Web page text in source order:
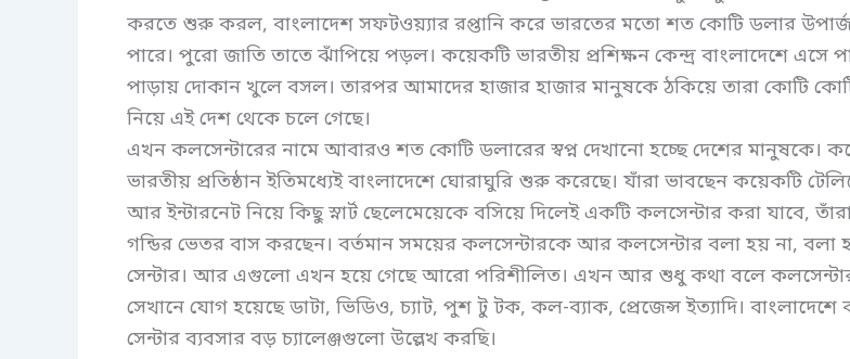
করতে শুরু করল, বাংলাদেশ সফটওয়্যার রপ্তানি করে ভারতের মতো শত কোটি ডলার
পারে। পুরো জাতি তাতে ঝাঁপিয়ে পড়ল। কয়েকটি ভারতীয় প্রশিক্ষন কেন্দ্র বাংলাদেশে এসে
পাড়ায় দোকান খুলে বসল। তারপর আমাদের হাজার হাজার মানুষকে ঠকিয়ে তারা কোটি
নিয়ে এই দেশ থেকে চলে গেছে।
এখন কলসেন্টারের নামে আবারও শত কোটি ডলারের স্বপ্ন দেখানো হচ্ছে দেশের মানুষকে।
ভারতীয় প্রতিষ্ঠান ইতিমধ্যেই বাংলাদেশে ঘোরাঘুরি শুরু করেছে। যাঁরা ভাবছেন কয়েকটি
আর ইন্টারনেট নিয়ে কিছু স্নার্ট ছেলেমেয়েকে বসিয়ে দিলেই একটি কলসেন্টার করা যাবে,
গন্ডির ভেতর বাস করছেন। বর্তমান সময়ের কলসেন্টারকে আর কলসেন্টার বলা হয় না, বলা
সেন্টার। আর এগুলো এখন হয়ে গেছে আরো পরিশীলিত। এখন আর শুধু কথা বলে
সেখানে যোগ হয়েছে ডাটা, ভিডিও, চ্যাট, পুশ টু টক, কল-ব্যাক, প্রেজেন্স ইত্যাদি। বাংলাদেশে
সেন্টার ব্যবসার বড় চ্যালেঞ্জগুলো উল্লেখ করছি।